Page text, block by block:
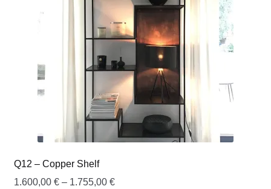
Q12 – Copper Shelf
1.600,00 €– 1.755,00 €